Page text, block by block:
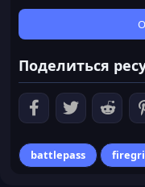
0
в
ё
з
д
Поделиться
battlepass